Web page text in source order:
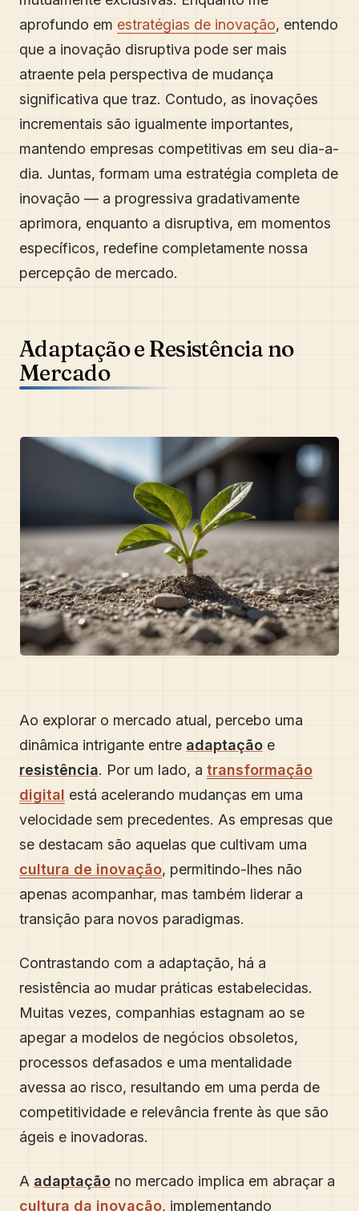
aprofundo em estratégias de inovação, entendo
que a inovação disruptiva pode ser mais
atraente pela perspectiva de mudança
significativa que traz. Contudo, as inovações
incrementais são igualmente importantes,
mantendo empresas competitivas em seu dia-a-
dia. Juntas, formam uma estratégia completa de
inovação — a progressiva gradativamente
aprimora, enquanto a disruptiva, em momentos
específicos, redefine completamente nossa
percepção de mercado.
Adaptação e Resistência no
Mercado
Ao explorar o mercado atual, percebo uma
dinâmica intrigante entre adaptação e
resistência. Por um lado, a transformação
digital está acelerando mudanças em uma
velocidade sem precedentes. As empresas que
se destacam são aquelas que cultivam uma
cultura de inovação, permitindo-lhes não
apenas acompanhar, mas também liderar a
transição para novos paradigmas.
Contrastando com a adaptação, há a
resistência ao mudar práticas estabelecidas.
Muitas vezes, companhias estagnam ao se
apegar a modelos de negócios obsoletos,
processos defasados e uma mentalidade
avessa ao risco, resultando em uma perda de
competitividade e relevância frente às que são
ágeis e inovadoras.
A adaptação no mercado implica em abraçar a
cultura da inovação, implementando